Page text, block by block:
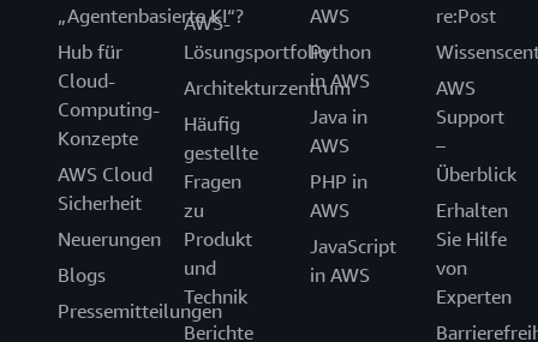
„Agentenbasierte KI“?
Hub für
Cloud-
Computing-
Konzepte
AWS Cloud
Sicherheit
Neuerungen
Blogs
Pressemitteilungen
AWS-
Lösungsportfolio
Architekturzentrum
Häufig
gestellte
Fragen
zu
Produkt
und
Technik
Berichte
AWS
Python
in AWS
Java in
AWS
PHP in
AWS
JavaScript
in AWS
re:Post
AWS
Support
–
Überblick
Erhalten
Sie Hilfe
von
Experten